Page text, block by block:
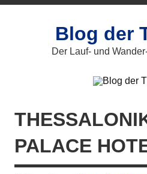
Zum
Blog der
Der Lauf- und
PALACE